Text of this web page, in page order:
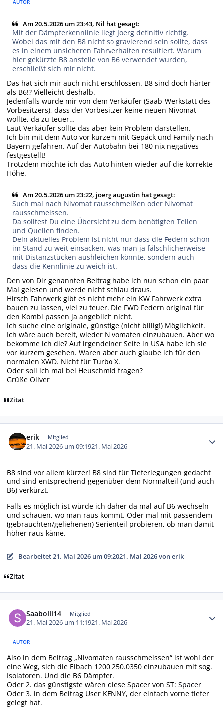
AUTOR
Am 20.5.2026 um 23:43, Nil hat gesagt:
Mit der Dämpferkennlinie liegt Joerg definitiv richtig.
Wobei das mit den B8 nicht so gravierend sein sollte, dass
es in einem unsicheren Fahrverhalten resultiert. Warum
hier gekürzte B8 anstelle von B6 verwendet wurden,
erschließt sich mir nicht.
Das hat sich mir auch nicht erschlossen. B8 sind doch härter
als B6!? Vielleicht deshalb.
Jedenfalls wurde mir von dem Verkäufer (Saab-Werkstatt des
Vorbesitzers), dass der Vorbesitzer keine neuen Nivomat
wollte, da zu teuer…
Laut Verkäufer sollte das aber kein Problem darstellen.
Ich bin mit dem Auto vor kurzem mit Gepäck und Family nach
Bayern gefahren. Auf der Autobahn bei 180 nix negatives
festgestellt!
Trotzdem möchte ich das Auto hinten wieder auf die korrekte
Höhe.
Am 20.5.2026 um 23:22, joerg augustin hat gesagt:
Such mal nach Nivomat rausschmeißen oder Nivomat
rausschmeissen.
Da solltest Du eine Übersicht zu dem benötigten Teilen
und Quellen finden.
Dein aktuelles Problem ist nicht nur dass die Federn schon
im Stand zu weit einsacken, was man ja fälschlicherweise
mit Distanzstücken aushleichen könnte, sondern auch
dass die Kennlinie zu weich ist.
Den von Dir genannten Beitrag habe ich nun schon ein paar
Mal gelesen und werde nicht schlau draus.
Hirsch Fahrwerk gibt es nicht mehr ein KW Fahrwerk extra
bauen zu lassen, viel zu teuer. Die FWD Federn original für
den Kombi passen ja angeblich nicht.
Ich suche eine originale, günstige (nicht billig!) Möglichkeit.
Ich wäre auch bereit, wieder Nivomaten einzubauen. Aber wo
bekomme ich die? Auf irgendeiner Seite in USA habe ich sie
vor kurzem gesehen. Waren aber auch glaube ich für den
normalen XWD. Nicht für Turbo X.
Oder soll ich mal bei Heuschmid fragen?
Grüße Oliver
Zitat
erik Mitglied
21. Mai 2026 um 09:1921. Mai 2026
B8 sind vor allem kürzer! B8 sind für Tieferlegungen gedacht
und sind entsprechend gegenüber dem Normalteil (und auch
B6) verkürzt.
Falls es möglich ist würde ich daher da mal auf B6 wechseln
und schauen, wo man raus kommt. Oder mal mit passendem
(gebrauchten/geliehenen) Serienteil probieren, ob man damit
höher raus käme.
Bearbeitet21. Mai 2026 um 09:2021. Mai 2026von erik
Zitat
Saabolli14 Mitglied
21. Mai 2026 um 11:1921. Mai 2026
AUTOR
Also in dem Beitrag „Nivomaten rausschmeissen“ ist wohl der
eine Weg, sich die Eibach 1200.250.0350 einzubauen mit sog.
Isolatoren. Und die B6 Dämpfer.
Oder 2. das günstigste wären diese Spacer von ST: Spacer
Oder 3. in dem Beitrag User KENNY, der einfach vorne tiefer
gelegt hat.